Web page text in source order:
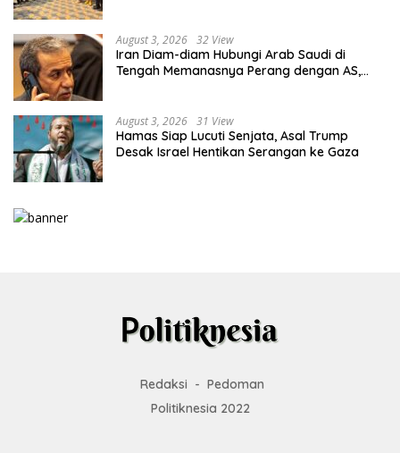
August 3, 2026 32 View
Iran Diam-diam Hubungi Arab Saudi di
Tengah Memanasnya Perang dengan AS,
August 3, 2026 31 View
Hamas Siap Lucuti Senjata, Asal Trump
Desak Israel Hentikan Serangan ke Gaza
Redaksi
Pedoman
Politiknesia 2022